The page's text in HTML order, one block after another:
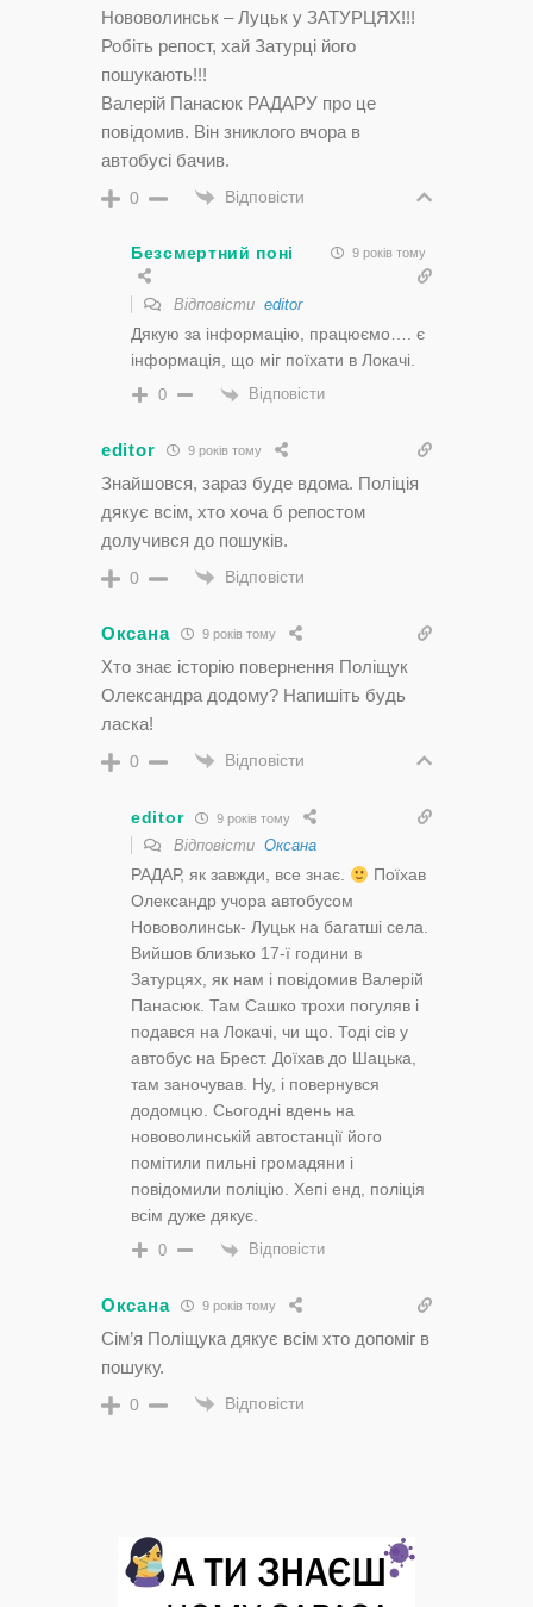
Нововолинськ – Луцьк у ЗАТУРЦЯХ!!!
Робіть репост, хай Затурці його
пошукають!!!
Валерій Панасюк РАДАРУ про це
повідомив. Він зниклого вчора в
автобусі бачив.
0 Відповісти
Безсмертний поні 9 років тому
Відповісти editor
Дякую за інформацію, працюємо…. є
інформація, що міг поїхати в Локачі.
0 Відповісти
editor 9 років тому
Знайшовся, зараз буде вдома. Поліція
дякує всім, хто хоча б репостом
долучився до пошуків.
0 Відповісти
Оксана 9 років тому
Хто знає історію повернення Поліщук
Олександра додому? Напишіть будь
ласка!
0 Відповісти
editor 9 років тому
Відповісти Оксана
РАДАР, як завжди, все знає.
Поїхав
Олександр учора автобусом
Нововолинськ- Луцьк на багатші села.
Вийшов близько 17-ї години в
Затурцях, як нам і повідомив Валерій
Панасюк. Там Сашко трохи погуляв і
подався на Локачі, чи що. Тоді сів у
автобус на Брест. Доїхав до Шацька,
там заночував. Ну, і повернувся
додомцю. Сьогодні вдень на
нововолинській автостанції його
помітили пильні громадяни і
повідомили поліцію. Хепі енд, поліція
всім дуже дякує.
0 Відповісти
Оксана 9 років тому
Сім’я Поліщука дякує всім хто допоміг в
пошуку.
0 Відповісти